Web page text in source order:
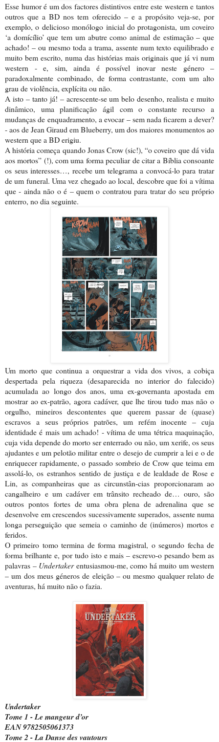
Esse humor é um dos factores distintivos entre este western e tantos
outros que a BD nos tem oferecido – e a propósito veja-se, por
exemplo, o delicioso monólogo inicial do protagonista, um coveiro
‘a domícílio’ que tem um abutre como animal de estimação – que
achado! – ou mesmo toda a trama, assente num texto equilibrado e
muito bem escrito, numa das histórias mais originais que já vi num
western - e, sim, ainda é possível inovar neste género –
paradoxalmente combinado, de forma contrastante, com um alto
grau de violência, explícita ou não.
A isto – tanto já! – acrescente-se um belo desenho, realista e muito
dinâmico, uma planificação ágil com o constante recurso a
mudanças de enquadramento, a evocar – sem nada ficarem a dever?
- aos de Jean Giraud em Blueberry, um dos maiores monumentos ao
western que a BD erigiu.
A história começa quando Jonas Crow (sic!), “o coveiro que dá vida
aos mortos” (!), com uma forma peculiar de citar a Bíblia consoante
os seus interesses…, recebe um telegrama a convocá-lo para tratar
de um funeral. Uma vez chegado ao local, descobre que foi a vítima
que - ainda não o é – quem o contratou para tratar do seu próprio
enterro, no dia seguinte.
Um morto que continua a orquestrar a vida dos vivos, a cobiça
despertada pela riqueza (desaparecida no interior do falecido)
acumulada ao longo dos anos, uma ex-governanta apostada em
mostrar ao ex-patrão, agora cadáver, que lhe tirou tudo mas não o
orgulho, mineiros descontentes que querem passar de (quase)
escravos a seus próprios patrões, um refém inocente – cuja
identidade é mais um achado! - vítima de uma tétrica maquinação,
cuja vida depende do morto ser enterrado ou não, um xerife, os seus
ajudantes e um pelotão militar entre o desejo de cumprir a lei e o de
enriquecer rapidamente, o passado sombrio de Crow que teima em
assolá-lo, os estranhos sentido de justiça e de lealdade de Rose e
Lin, as companheiras que as circunstân-cias proporcionaram ao
cangalheiro e um cadáver em trânsito recheado de… ouro, são
outros pontos fortes de uma obra plena de adrenalina que se
desenvolve em crescendos sucessivamente superados, assente numa
longa perseguição que semeia o caminho de (inúmeros) mortos e
feridos.
O primeiro tomo termina de forma magistral, o segundo fecha de
forma brilhante e, por tudo isto e mais – escrevo-o pesando bem as
palavras – Undertakerentusiasmou-me, como há muito um western
– um dos meus géneros de eleição – ou mesmo qualquer relato de
aventuras, há muito não o fazia.
Undertaker
Tome 1 - Le mangeur d’or
EAN 9782505061373
Tome 2 - La Danse des vautours